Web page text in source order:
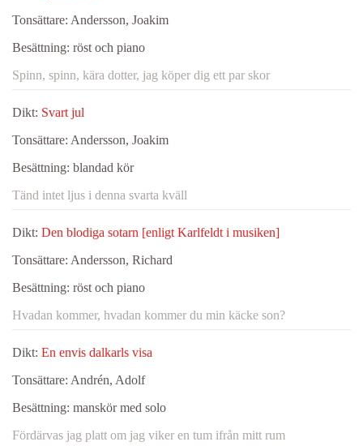
Tonsättare: Andersson, Joakim
Besättning: röst och piano
Spinn, spinn, kära dotter, jag köper dig ett par skor
Dikt: Svart jul
Tonsättare: Andersson, Joakim
Besättning: blandad kör
Tänd intet ljus i denna svarta kväll
Dikt: Den blodiga sotarn [enligt Karlfeldt i musiken]
Tonsättare: Andersson, Richard
Besättning: röst och piano
Hvadan kommer, hvadan kommer du min käcke son?
Dikt: En envis dalkarls visa
Tonsättare: Andrén, Adolf
Besättning: manskör med solo
Fördärvas jag platt om jag viker en tum ifrån mitt rum